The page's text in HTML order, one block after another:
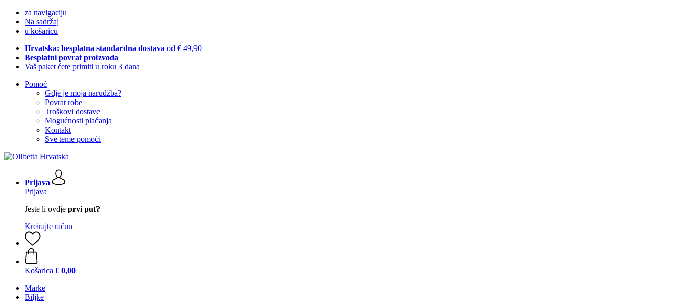
za navigaciju
Na sadržaj
u košaricu
Hrvatska: besplatna standardna dostava od € 49,90
Besplatni povrat proizvoda
Vaš paket ćete primiti u roku 3 dana
Pomoć
Gdje je moja narudžba?
Povrat robe
Troškovi dostave
Mogućnosti plaćanja
Kontakt
Sve teme pomoći
Prijava
Prijava
Jeste li ovdje prvi put?
Kreirajte račun
Košarica € 0,00
Marke
Biljke